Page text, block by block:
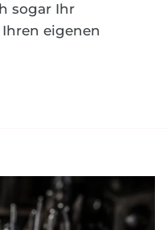
sogar Ihr
eigenen